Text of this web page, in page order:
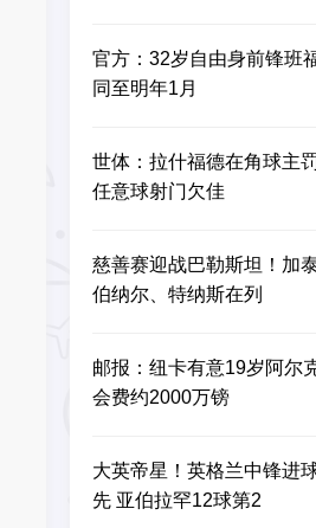
官方：32岁自由身前锋班
同至明年1月
世体：拉什福德在角球主
任意球射门欠佳
慈善赛迎战巴勒斯坦！加
伯纳尔、特纳斯在列
邮报：纽卡有意19岁阿尔
会费约2000万镑
大英帝星！英格兰中锋进
先 亚伯拉罕12球第2